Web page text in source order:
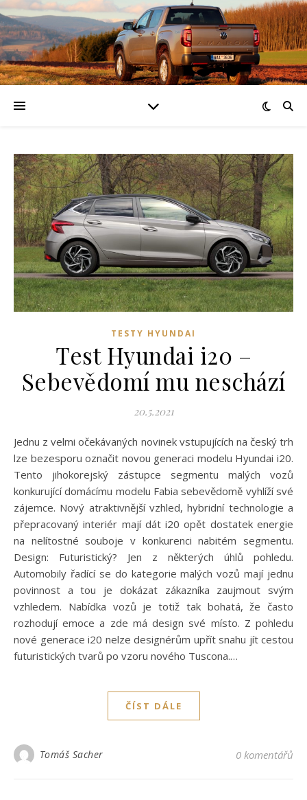
TESTY HYUNDAI
Test Hyundai i20 –
Sebevědomí mu neschází
20.5.2021
Jednu z velmi očekávaných novinek vstupujících na český trh
lze bezesporu označit novou generaci modelu Hyundai i20.
Tento jihokorejský zástupce segmentu malých vozů
konkurující domácímu modelu Fabia sebevědomě vyhlíží své
zájemce. Nový atraktivnější vzhled, hybridní technologie a
přepracovaný interiér mají dát i20 opět dostatek energie
na nelítostné souboje v konkurenci nabitém segmentu.
Design: Futuristický? Jen z některých úhlů pohledu.
Automobily řadící se do kategorie malých vozů mají jednu
povinnost a tou je dokázat zákazníka zaujmout svým
vzhledem. Nabídka vozů je totiž tak bohatá, že často
rozhodují emoce a zde má design své místo. Z pohledu
nové generace i20 nelze designérům upřít snahu jít cestou
futuristických tvarů po vzoru nového Tuscona.…
ČÍST DÁLE
Tomáš Sacher 0 komentářů